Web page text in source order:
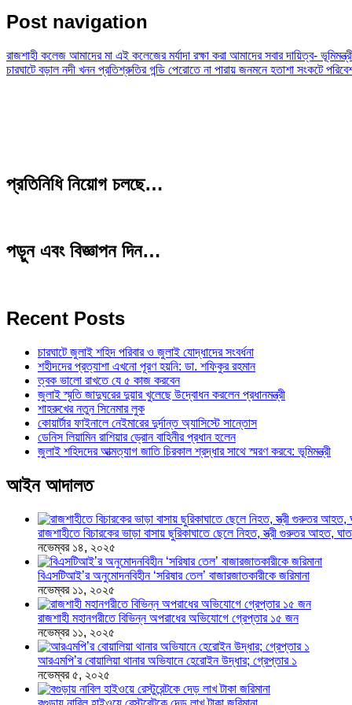
Post navigation
রাজশাহী কলেজ আমাদের মা এই কলেজের মর্যাদা রক্ষা করা আমাদের সবার দায়িত্ব-
চারঘাটে বড়াল নদী খনন প্রতিশ্রুতির গন্ডি পেরোতে না পারায় জনমনে হতাশা সংকটে
প্রতিনিধি নিয়োগ চলছে…
পড়ুন এবং বিজ্ঞাপন দিন…
Recent Posts
চারঘাটে জুলাই শহিদ পরিবার ও জুলাই যোদ্ধাদের সংবর্ধনা
শহীদদের প্রত্যাশা এখনো পূরণ হয়নি: ডা. শফিকুর রহমান
ত্বক ভালো রাখতে যে ৫ কাজ করবেন
জুলাই স্মৃতি জাদুঘরের দুয়ার খুলেছে উদ্বোধন করলেন প্রধানমন্ত্রী
শাহরুখের নতুন সিনেমার লুক
কোয়ার্টার ফাইনালে নেইমারের দুর্দান্ত অ্যাসিস্টে সান্তোস
ডেনিস লিয়ামিন রাশিয়ার ড্রোন বাহিনীর প্রধান হলেন
জুলাই শহিদদের আত্মত্যাগ জাতি চিরকাল শ্রদ্ধার সাথে স্মরণ করবে: ভূমিমন্ত্রী
আইন আদালত
রাজশাহীতে বিচারকের ভাড়া বাসায় ছুরিকাঘাতে ছেলে নিহত, স্ত্রী গুরুতর আহত,
নভেম্বর ১৪, ২০২৫
বিএসটিআই’র অনুমোদনবিহীন ‘সরিষার তেল’ বাজারজাতকারীকে জরিমানা
নভেম্বর ১১, ২০২৫
রাজশাহী মহানগরীতে বিভিন্ন অপরাধের অভিযোগে গ্রেপ্তার ১৫ জন
নভেম্বর ১১, ২০২৫
আরএমপি’র বোয়ালিয়া থানার অভিযানে হেরোইন উদ্ধার; গ্রেপ্তার ১
নভেম্বর ৫, ২০২৫